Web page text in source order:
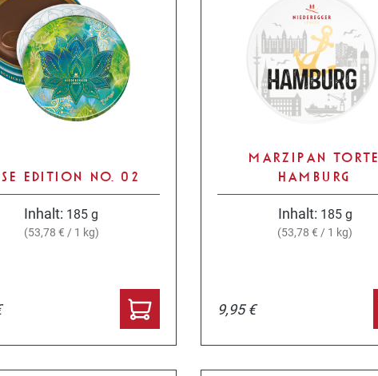
EDITION NO. 02
Inhalt: 185 g
(53,78 € / 1 kg)
MARZIPAN TORTE
HAMBURG
Inhalt: 185 g
(53,78 € / 1 kg)
9,95 €